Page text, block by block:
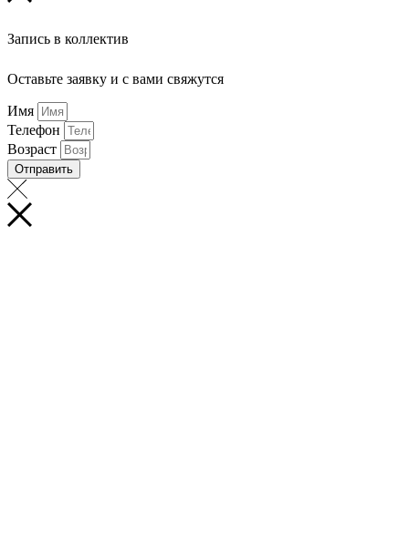
Запись в коллектив
Оставьте заявку и с вами свяжутся
Имя
Телефон
Возраст
Отправить